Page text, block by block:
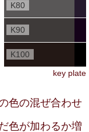
K80
K90
K100
key plate
色の混ぜ合わせ
色が加わるか増